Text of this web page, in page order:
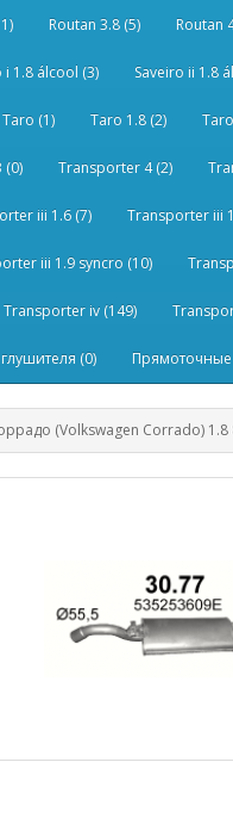
Routan 3.8 (5) Routan
i 1.8 álcool (3) Saveiro ii 1.8
Taro (1) Taro 1.8 (2)
(0) Transporter 4 (2)
iii 1.6 (7) Transporter iii
iii 1.9 syncro (10)
Transporter iv (149)
(0) Прямоточные
(Volkswagen Corrado)